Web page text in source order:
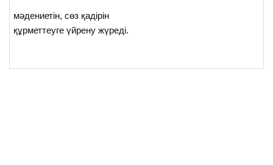
мәдениетін, сөз қадірін
құрметтеуге үйрену жүреді.